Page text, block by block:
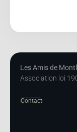
Les Amis de
Association loi
Contact